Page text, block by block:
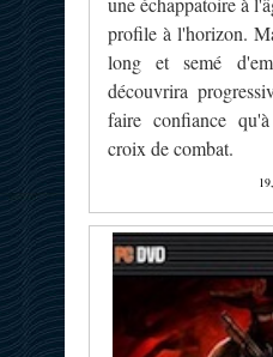
profile à l'horizon.
long et semé
découvrira
faire confiance
croix de combat.